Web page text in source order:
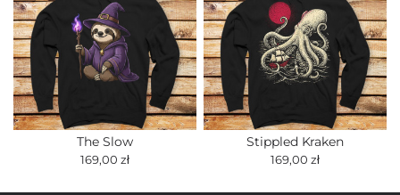
The Slow
169,00 zł
Stippled Kraken
169,00 zł